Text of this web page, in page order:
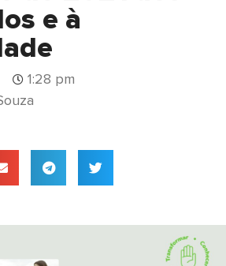
e à
1:28 pm